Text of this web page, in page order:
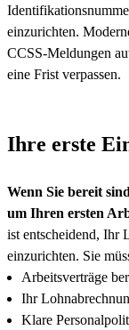
einzurichten.
CCSS-Meldungen
eine Frist verpassen.
Ihre erste
Wenn Sie bereit
um Ihren ersten
ist entscheidend, Ihr
einzurichten. Sie
Arbeitsverträge
Ihr
Klare